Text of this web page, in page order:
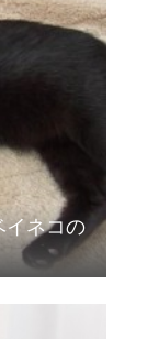
イネコの